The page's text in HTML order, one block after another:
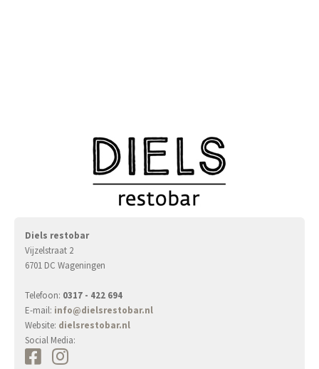
Diels restobar
Vijzelstraat 2
6701 DC Wageningen
Telefoon: 0317 - 422 694
E-mail: info@dielsrestobar.nl
Website: dielsrestobar.nl
Social Media: